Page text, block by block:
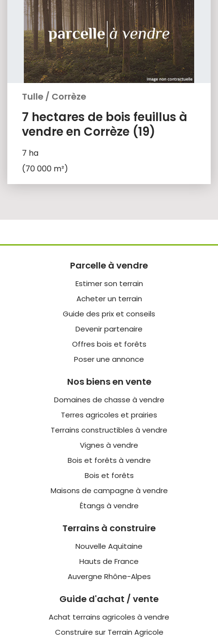
Tulle / Corrèze
7 hectares de bois feuillus à
vendre en Corrèze (19)
7 ha
(70 000 m²)
Parcelle à vendre
Estimer son terrain
Acheter un terrain
Guide des prix et conseils
Devenir partenaire
Offres bois et forêts
Poser une annonce
Nos biens en vente
Domaines de chasse à vendre
Terres agricoles et prairies
Terrains constructibles à vendre
Vignes à vendre
Bois et forêts à vendre
Bois et forêts
Maisons de campagne à vendre
Étangs à vendre
Terrains à construire
Nouvelle Aquitaine
Hauts de France
Auvergne Rhône-Alpes
Guide d'achat / vente
Achat terrains agricoles à vendre
Construire sur Terrain Agricole